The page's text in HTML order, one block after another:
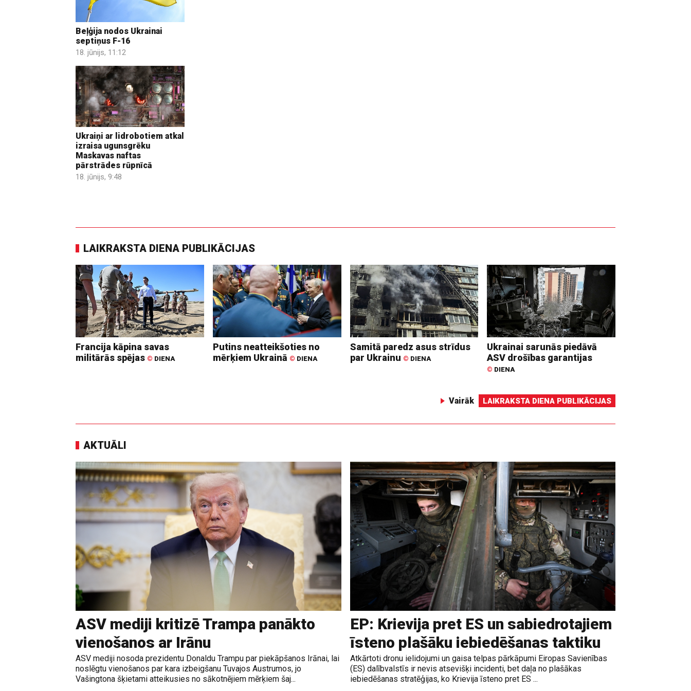
Beļģija nodos Ukrainai
septiņus F-16
18. jūnijs, 11:12
Ukraiņi ar lidrobotiem atkal
izraisa ugunsgrēku
Maskavas naftas
pārstrādes rūpnīcā
18. jūnijs, 9:48
LAIKRAKSTA DIENA PUBLIKĀCIJAS
Francija kāpina savas
militārās spējas © DIENA
Putins neatteikšoties no
mērķiem Ukrainā © DIENA
Samitā paredz asus strīdus
par Ukrainu © DIENA
Ukrainai sarunās piedāvā
ASV drošības garantijas
© DIENA
Vairāk LAIKRAKSTA DIENA PUBLIKĀCIJAS
AKTUĀLI
ASV mediji kritizē Trampa panākto
vienošanos ar Irānu
ASV mediji nosoda prezidentu Donaldu Trampu par piekāpšanos Irānai, lai
noslēgtu vienošanos par kara izbeigšanu Tuvajos Austrumos, jo
Vašingtona šķietami atteikusies no sākotnējiem mērķiem šaj...
EP: Krievija pret ES un sabiedrotajiem
īsteno plašāku iebiedēšanas taktiku
Atkārtoti dronu ielidojumi un gaisa telpas pārkāpumi Eiropas Savienības
(ES) dalībvalstīs ir nevis atsevišķi incidenti, bet daļa no plašākas
iebiedēšanas stratēģijas, ko Krievija īsteno pret ES ...